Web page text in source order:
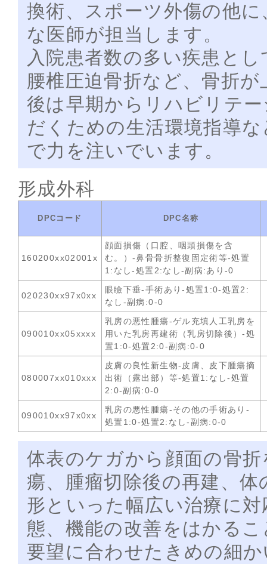
換術、スポーツ外傷の他
な医師が担当します。
入院患者数の多い疾患と
腰椎圧迫骨折など、骨折
後は早期からリハビリテ
だくための生活環境指導
で力を注いでいます。
形成外科
DPCコード DPC名称
160200xx02001x
顔面損傷（口腔、咽頭損傷を含
む。）-鼻骨骨折整復固定術等-処置
1:なし-処置2:なし-副病:あり-0
020230xx97x0xx
眼瞼下垂-手術あり-処置1:0-処置2:
なし-副病:0-0
090010xx05xxxx
乳房の悪性腫瘍-ゲル充填人工乳房を
用いた乳房再建術（乳房切除後）-処
置1:0-処置2:0-副病:0-0
080007xx010xxx
皮膚の良性新生物-皮膚、皮下腫瘍摘
出術（露出部）等-処置1:なし-処置
2:0-副病:0-0
090010xx97x0xx
乳房の悪性腫瘍-その他の手術あり-
処置1:0-処置2:なし-副病:0-0
体表のケガから顔面の骨
瘍、腫瘤切除後の再建、
形といった幅広い治療に
態、機能の改善をはかる
要望に合わせたきめの細